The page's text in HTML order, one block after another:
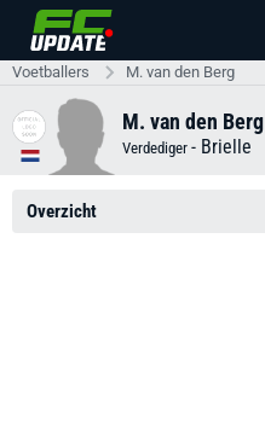
Voetballers M. van den Berg
M. van den Berg
Verdediger - Brielle
Overzicht